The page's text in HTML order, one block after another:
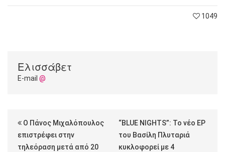
1049
Ελισσάβετ
E-mail @
Ο Πάνος Μιχαλόπουλος
επιστρέφει στην
τηλεόραση μετά από 20
“BLUE NIGHTS”: Το νέο EP
του Βασίλη Πλυταριά
κυκλοφορεί με 4